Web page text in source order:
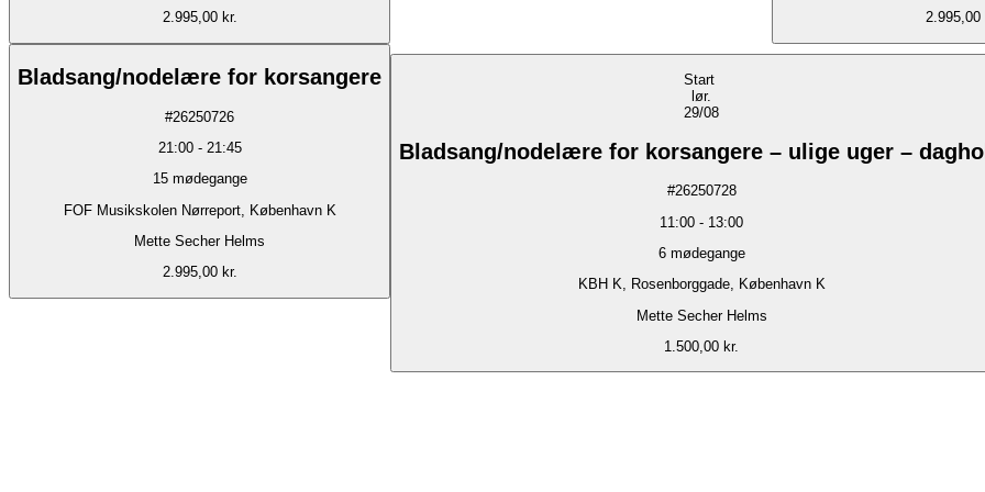
2.995,00 kr.
2.995,00
Bladsang/nodelære for korsangere
#26250726
21:00- 21:45
15 mødegange
FOF Musikskolen Nørreport, København K
Mette Secher Helms
2.995,00 kr.
Start
lør.
29/08
Bladsang/nodelære for korsangere – ulige uger –
#26250728
11:00 - 13:00
6 mødegange
KBH K, Rosenborggade, København K
Mette Secher Helms
1.500,00 kr.